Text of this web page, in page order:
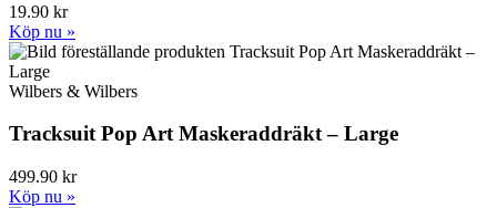
19.90 kr
Köp nu »
Wilbers & Wilbers
Tracksuit Pop Art Maskeraddräkt – Large
499.90 kr
Köp nu »